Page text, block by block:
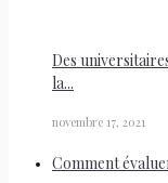
Des
la...
novembre 17, 2021
Comment